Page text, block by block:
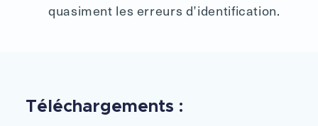
quasiment les erreurs d’identification.
Téléchargements :